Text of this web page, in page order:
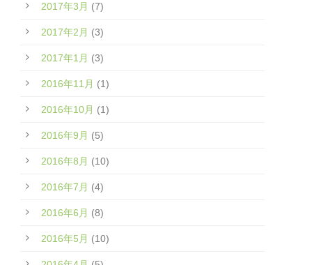
2017年3月 (7)
2017年2月 (3)
2017年1月 (3)
2016年11月 (1)
2016年10月 (1)
2016年9月 (5)
2016年8月 (10)
2016年7月 (4)
2016年6月 (8)
2016年5月 (10)